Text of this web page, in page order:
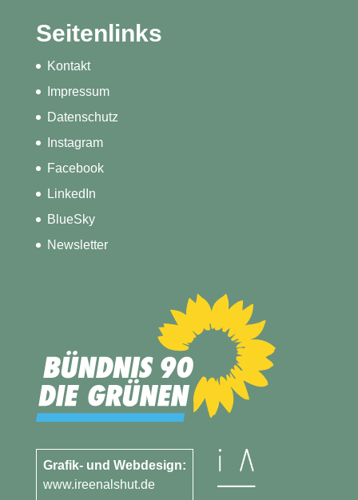
Seitenlinks
Kontakt
Impressum
Datenschutz
Instagram
Facebook
LinkedIn
BlueSky
Newsletter
Grafik- und Webdesign:
www.ireenalshut.de